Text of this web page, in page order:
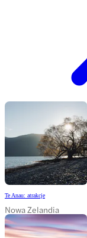
Te Anau: atrakcje
Nowa Zelandia